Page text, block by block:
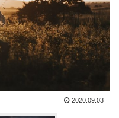
2020.09.03